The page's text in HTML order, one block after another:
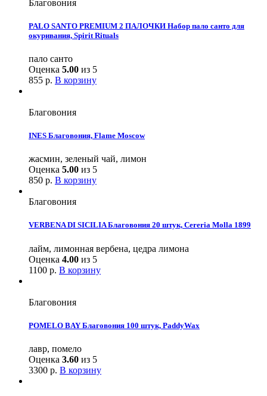
Благовония
PALO SANTO PREMIUM 2 ПАЛОЧКИ Набор пало санто для
окуривания, Spirit Rituals
пало санто
Оценка 5.00 из 5
855 р. В корзину
Благовония
INES Благовония, Flame Moscow
жасмин, зеленый чай, лимон
Оценка 5.00 из 5
850 р. В корзину
Благовония
VERBENA DI SICILIA Благовония 20 штук, Cereria Molla 1899
лайм, лимонная вербена, цедра лимона
Оценка 4.00 из 5
1100 р. В корзину
Благовония
POMELO BAY Благовония 100 штук, PaddyWax
лавр, помело
Оценка 3.60 из 5
3300 р. В корзину